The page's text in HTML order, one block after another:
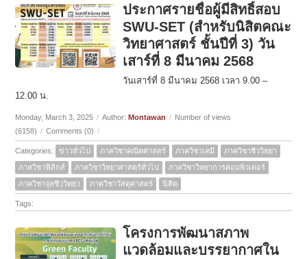
ประกาศรายชื่อผู้มีสิทธิ์สอบ
SWU-SET (สำหรับนิสิตคณะ
วิทยาศาสตร์ ชั้นปีที่ 3) วัน
เสาร์ที่ 8 มีนาคม 2568
วันเสาร์ที่ 8 มีนาคม 2568 เวลา 9.00 –
12.00 น.
Monday, March 3, 2025 / Author:Montawan / Number of views
(6158) / Comments (0) /
Categories: ข่าวทั่วไป ภาควิชาคณิตศาสตร์ ภาควิชาเคมี
ภาควิชาชีววิทยา
ภาควิชาฟิสิกส์
ภาควิชาวิทยาศาสตร์ทั่วไป
ภาควิชาวิทยาการคอมพิวเตอร์
ภาควิชาจุลชีววิทยา
ภาควิชาวัสดุศาสตร์ นิสิต
Tags:
โครงการพัฒนาสภาพ
แวดล้อมและบรรยากาศใน